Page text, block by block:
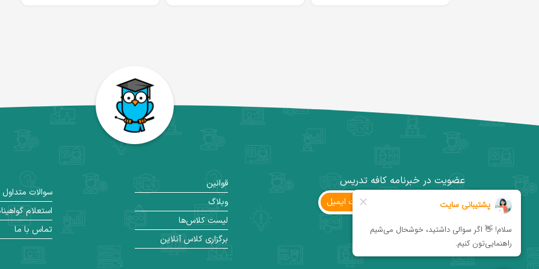
عضویت در خبرنامه کافه تدریس
ثبت ‌ایمیل
کانال تلگرام
قوانین
وبلاگ
لیست کلاس‌ها
برگزاری کلاس آنلاین
سوالات متداول
استعلام
تماس با ما